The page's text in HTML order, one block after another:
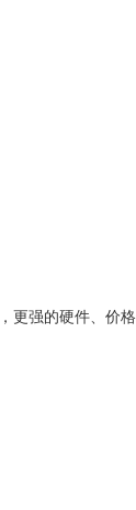
更强的硬件、价格